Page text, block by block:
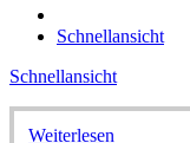
Schnellansicht
Schnellansicht
Weiterlesen